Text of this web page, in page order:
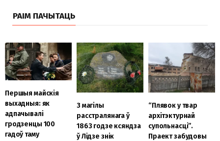
РАІМ ПАЧЫТАЦЬ
Першыя майскія
выхадныя: як
адпачывалі
гродзенцы 100
гадоў таму
З магілы
расстралянага ў
1863 годзе ксяндза
ў Лідзе знік
“Плявок у твар
архітэктурнай
супольнасці”.
Праект забудовы